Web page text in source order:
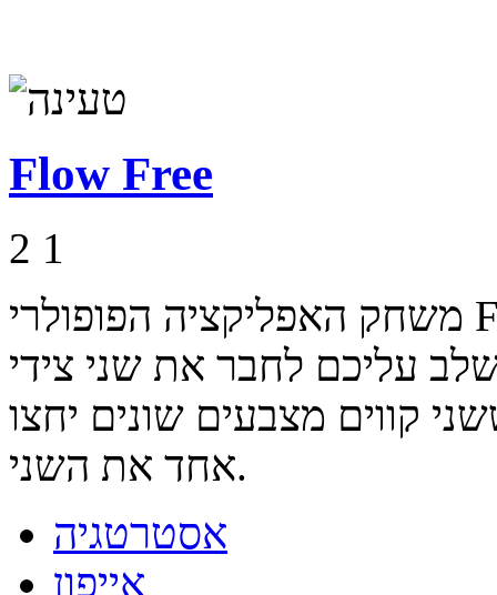
Flow Free
2 1
משחק האפליקציה הפופולרי Flow Free למחשב, בגרסא חינמית
עליכם לחבר את שני צידי
קווים מצבעים שונים יחצו
אחד את השני.
אסטרטגיה
אייפון